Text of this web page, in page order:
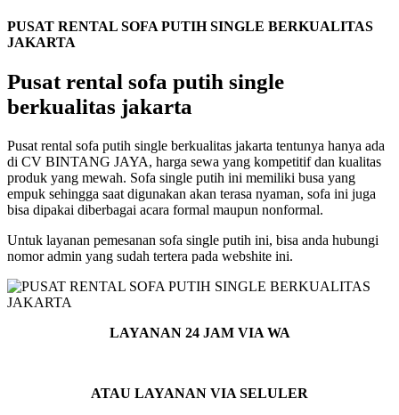
PUSAT RENTAL SOFA PUTIH SINGLE BERKUALITAS
JAKARTA
Pusat rental sofa putih single
berkualitas jakarta
Pusat rental sofa putih single berkualitas jakarta tentunya hanya ada
di CV BINTANG JAYA, harga sewa yang kompetitif dan kualitas
produk yang mewah. Sofa single putih ini memiliki busa yang
empuk sehingga saat digunakan akan terasa nyaman, sofa ini juga
bisa dipakai diberbagai acara formal maupun nonformal.
Untuk layanan pemesanan sofa single putih ini, bisa anda hubungi
nomor admin yang sudah tertera pada webshite ini.
LAYANAN 24 JAM VIA WA
ATAU LAYANAN VIA SELULER